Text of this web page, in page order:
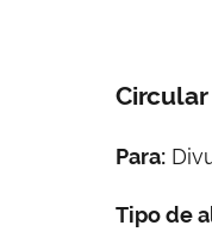
Para:
Tipo de